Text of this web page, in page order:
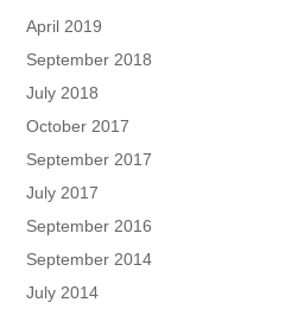
April 2019
September 2018
July 2018
October 2017
September 2017
July 2017
September 2016
September 2014
July 2014